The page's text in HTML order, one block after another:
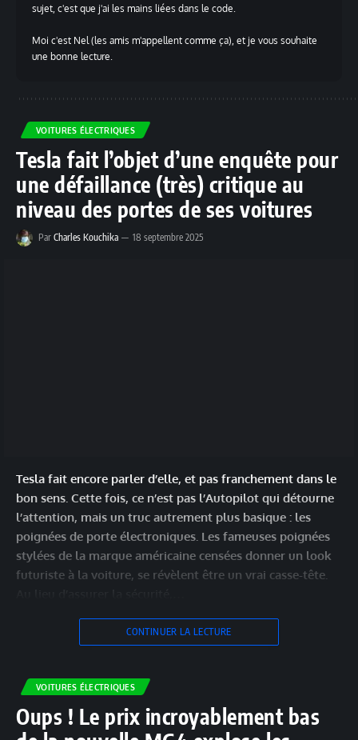
sujet, c'est que j'ai les mains liées dans le code.
Moi c'est Nel (les amis m'appellent comme ça), et je vous souhaite
une bonne lecture.
VOITURES ÉLECTRIQUES
Tesla fait l’objet d’une enquête pour
une défaillance (très) critique au
niveau des portes de ses voitures
Par Charles Kouchika 18 septembre 2025
Tesla fait encore parler d’elle, et pas franchement dans le
bon sens. Cette fois, ce n’est pas l’Autopilot qui détourne
l’attention, mais un truc autrement plus basique : les
poignées de porte électroniques. Les fameuses poignées
stylées de la marque américaine censées donner un look
futuriste à la voiture, se révèlent être un vrai casse-tête.
CONTINUER LA LECTURE
VOITURES ÉLECTRIQUES
Oups ! Le prix incroyablement bas